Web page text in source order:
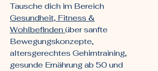
Tausche dich im Bereich
Gesundheit, Fitness &
Wohlbefindenüber sanfte
Bewegungskonzepte,
altersgerechtes Gehirntraining,
gesunde Ernährung ab 50 und